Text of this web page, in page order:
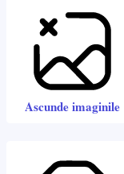
Ascunde imaginile